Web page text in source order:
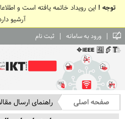
توجه ! این رویداد خاتمه یافته است و
آرشیو
| ورود به سامانه | ثبت نام
صفحه اصلی راهنمای ارسال